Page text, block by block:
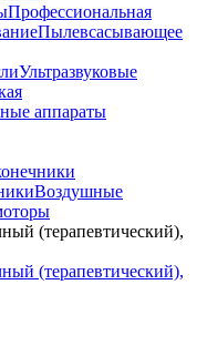
Профессиональная
Пылевсасывающее
Ультразвуковые
аппараты
Воздушные
(терапевтический),